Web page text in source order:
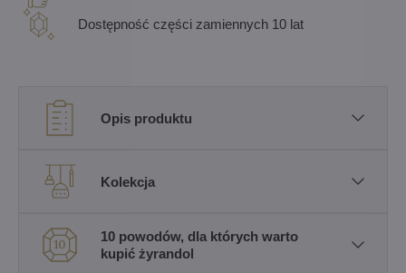
Dostępność części zamiennych 10 lat
Opis produktu
Kolekcja
10 powodów, dla których warto
kupić żyrandol